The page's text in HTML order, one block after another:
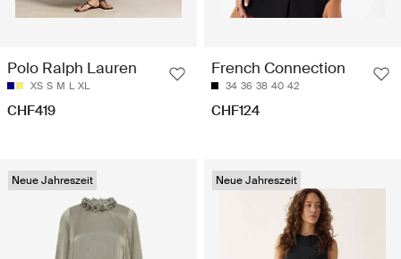
Polo Ralph Lauren
XS S M L XL
CHF419
French Connection
34 36 38 40 42
CHF124
Neue Jahreszeit Neue Jahreszeit